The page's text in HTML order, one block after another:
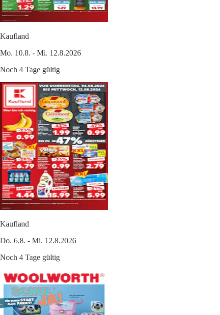
Kaufland
Mo. 10.8. - Mi. 12.8.2026
Noch 4 Tage gültig
Kaufland
Do. 6.8. - Mi. 12.8.2026
Noch 4 Tage gültig